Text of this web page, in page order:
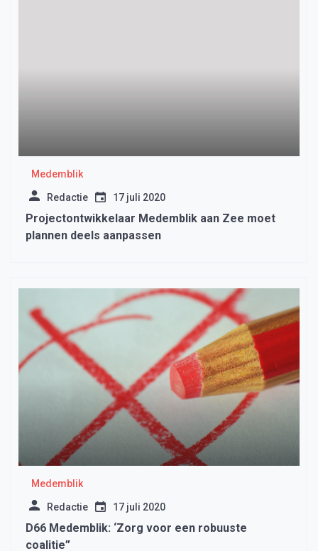
Medemblik
Redactie 17 juli 2020
Projectontwikkelaar Medemblik aan Zee moet
plannen deels aanpassen
Medemblik
Redactie 17 juli 2020
D66 Medemblik: ‘Zorg voor een robuuste
coalitie”